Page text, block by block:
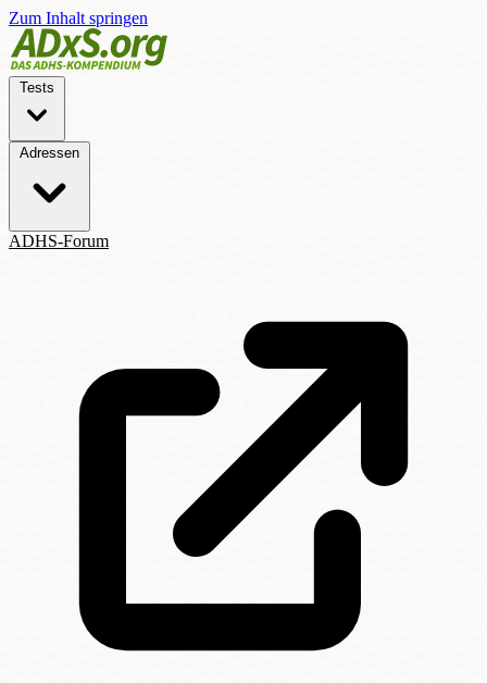
Zum Inhalt springen
Tests
Adressen
ADHS-Forum